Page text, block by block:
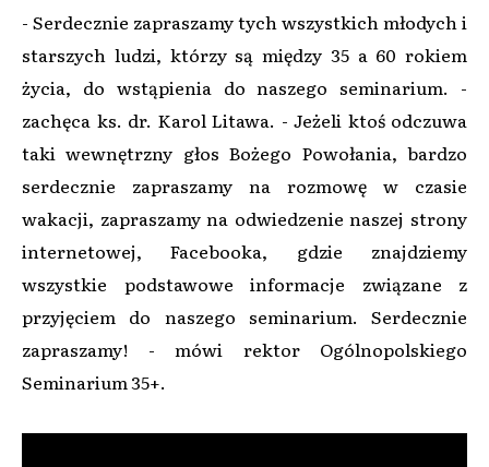
- Serdecznie zapraszamy tych wszystkich młodych i
starszych ludzi, którzy są między 35 a 60 rokiem
życia, do wstąpienia do naszego seminarium. -
zachęca ks. dr. Karol Litawa. - Jeżeli ktoś odczuwa
taki wewnętrzny głos Bożego Powołania, bardzo
serdecznie zapraszamy na rozmowę w czasie
wakacji, zapraszamy na odwiedzenie naszej strony
internetowej, Facebooka, gdzie znajdziemy
wszystkie podstawowe informacje związane z
przyjęciem do naszego seminarium. Serdecznie
zapraszamy! - mówi rektor Ogólnopolskiego
Seminarium 35+.